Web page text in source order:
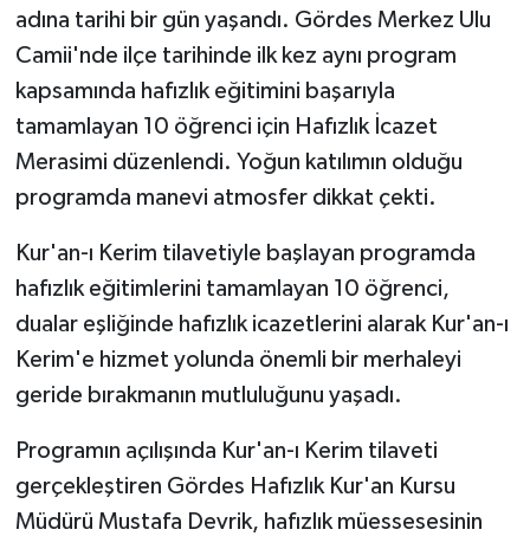
adına tarihi bir gün yaşandı. Gördes Merkez Ulu
Camii'nde ilçe tarihinde ilk kez aynı program
kapsamında hafızlık eğitimini başarıyla
tamamlayan 10 öğrenci için Hafızlık İcazet
Merasimi düzenlendi. Yoğun katılımın olduğu
programda manevi atmosfer dikkat çekti.
Kur'an-ı Kerim tilavetiyle başlayan programda
hafızlık eğitimlerini tamamlayan 10 öğrenci,
dualar eşliğinde hafızlık icazetlerini alarak Kur'an-ı
Kerim'e hizmet yolunda önemli bir merhaleyi
geride bırakmanın mutluluğunu yaşadı.
Programın açılışında Kur'an-ı Kerim tilaveti
gerçekleştiren Gördes Hafızlık Kur'an Kursu
Müdürü Mustafa Devrik, hafızlık müessesesinin